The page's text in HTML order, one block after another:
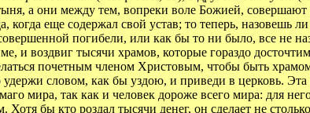
а они между тем, вопреки воле Божией,
когда еще содержал свой устав; то теперь,
погибели, или как бы то ни было, все не
и воздвиг тысячи храмов, которые гораздо
почетным членом Христовым, чтобы быть
удержи словом, как бы уздою, и приведи в церковь.
мира, так как и человек дороже всего мира: для
бы кто роздал тысячи денег, он сделает не